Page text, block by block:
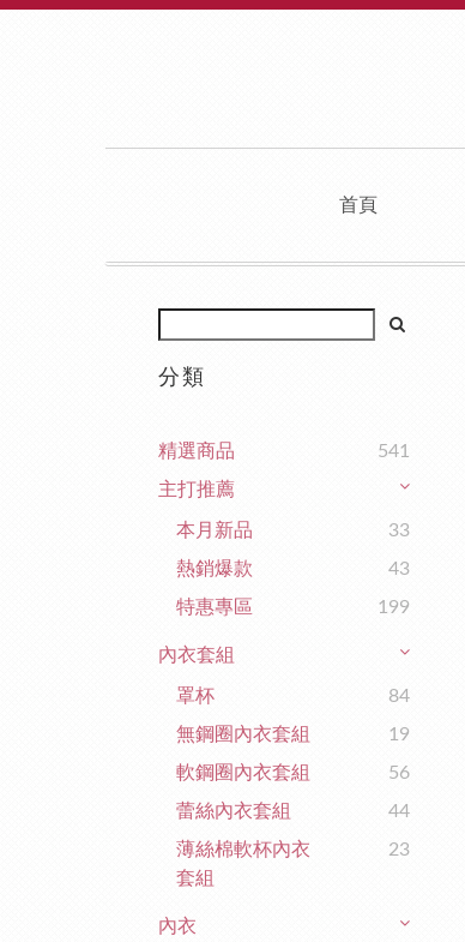
首頁
分類
精選商品
541
主打推薦
本月新品
33
熱銷爆款
43
特惠專區
199
內衣套組
罩杯
84
無鋼圈內衣套組
19
軟鋼圈內衣套組
56
蕾絲內衣套組
44
薄絲棉軟杯內衣
套組
23
內衣